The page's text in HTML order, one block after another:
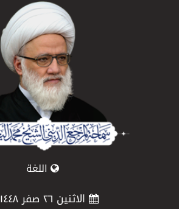
اللغة
الاثنين ٢٦ صفر ١٤٤٨ هـ